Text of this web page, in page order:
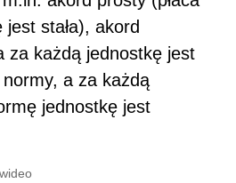
stała), akord
za każdą jednostkę jest
normy, a za każdą
jednostkę jest